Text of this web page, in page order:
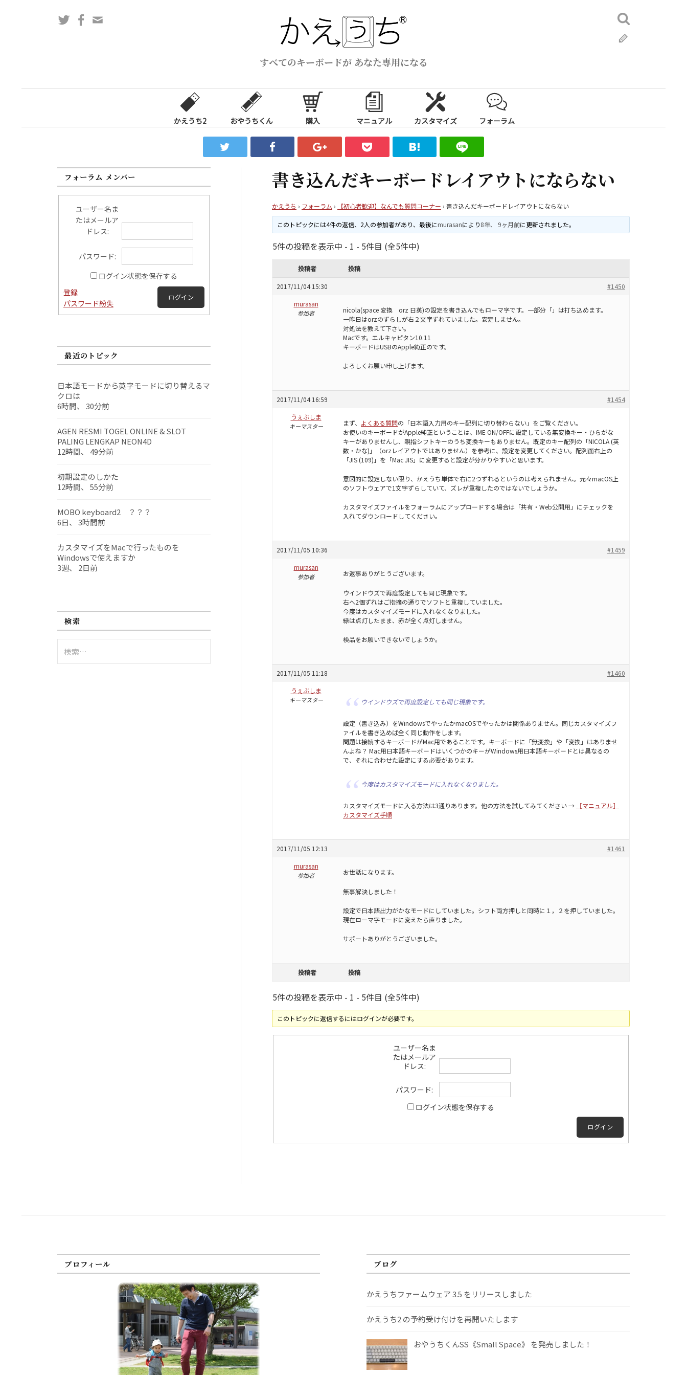
ス
すべてのキーボードが あなた専用になる
TwitterFacebook
検
索:
かえうち2 おやうちくん 購入 マニュアル カスタマイズ フォーラム
書き込んだキーボードレイアウトにならない
かえうち › フォーラム › 【初心者歓迎】なんでも質問コーナー › 書き込んだキーボードレイアウトにならない
このトピックには4件の返信、2人の参加者があり、最後にmurasanにより8年、 9ヶ月前に更新されました。
5件の投稿を表示中 - 1 - 5件目 (全5件中)
投稿者 投稿
2017/11/04 15:30
#1450
murasan
参加者
nicola(space 変換 orz 日英)の設定を書き込んでもローマ字です。一部分「」は打ち込めます。
一昨日はorzのずらしが右２文字ずれていました。安定しません。
対処法を教えて下さい。
Macです。エルキャピタン10.11
キーボードはUSBのApple純正のです。
よろしくお願い申し上げます。
2017/11/04 16:59
#1454
うぇぶしま
キーマスター まず、 よくある質問の「日本語入力用のキー配列に切り替わらない」をご覧ください。
お使いのキーボードがApple純正ということは、IME ON/OFFに設定している無変換キー・ひらがな
キーがありませんし、親指シフトキーのうち変換キーもありません。既定のキー配列の「NICOLA (英
数・かな)」（orzレイアウトではありません）を参考に、設定を変更してください。配列面右上の
「JIS (109)」を「Mac JIS」に変更すると設定が分かりやすいと思います。
意図的に設定しない限り、かえうち単体で右に2つずれるというのは考えられません。元々macOS上
のソフトウェアで1文字ずらしていて、ズレが重複したのではないでしょうか。
カスタマイズファイルをフォーラムにアップロードする場合は「共有・Web公開用」にチェックを
入れてダウンロードしてください。
2017/11/05 10:36
#1459
murasan
参加者 お返事ありがとうございます。
ウインドウズで再度設定しても同じ現象です。
右へ2個ずれはご指摘の通りでソフトと重複していました。
今度はカスタマイズモードに入れなくなりました。
緑は点灯したまま、赤が全く点灯しません。
検品をお願いできないでしょうか。
2017/11/05 11:18
#1460
うぇぶしま
キーマスター ウインドウズで再度設定しても同じ現象です。
設定（書き込み）をWindowsでやったかmacOSでやったかは関係ありません。同じカスタマイズフ
ァイルを書き込めば全く同じ動作をします。
問題は接続するキーボードがMac用であることです。キーボードに「無変換」や「変換」はありませ
んよね？ Mac用日本語キーボードはいくつかのキーがWindows用日本語キーボードとは異なるの
で、それに合わせた設定にする必要があります。
今度はカスタマイズモードに入れなくなりました。
カスタマイズモードに入る方法は3通りあります。他の方法を試してみてください →
［マニュアル］
カスタマイズ手順
2017/11/05 12:13
#1461
murasan
参加者 お世話になります。
無事解決しました！
設定で日本語出力がかなモードにしていました。シフト両方押しと同時に１，２を押していました。
現在ローマ字モードに変えたら直りました。
サポートありがとうございました。
投稿者 投稿
5件の投稿を表示中 - 1 - 5件目 (全5件中)
このトピックに返信するにはログインが必要です。
ユーザー名ま
たはメールア
ドレス:
パスワード:
ログイン状態を保存する
ログイン
フォーラム メンバー
ユーザー名ま
たはメールア
ドレス:
パスワード:
ログイン状態を保存する
ログイン
登録
パスワード紛失
最近のトピック
日本語モードから英字モードに切り替えるマ
クロは
6時間、 30分前
AGEN RESMI TOGEL ONLINE & SLOT
PALING LENGKAP NEON4D
12時間、 49分前
初期設定のしかた
12時間、 55分前
MOBO keyboard2 ？？？
6日、 3時間前
カスタマイズをMacで行ったものを
Windowsで使えますか
3週、 2日前
検索
索:
プロフィール ブログ
かえうちファームウェア 3.5 をリリースしました
かえうち2 の予約受け付けを再開いたします
おやうちくんSS《Small Space》 を発売しました！